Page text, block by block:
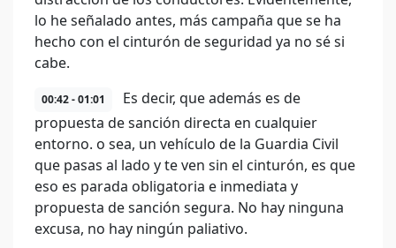
lo he señalado antes, más campaña que se ha
hecho con el cinturón de seguridad ya no sé si
cabe.
00:42 - 01:01
Es decir, que además es de
propuesta de sanción directa en cualquier
entorno. o sea, un vehículo de la Guardia Civil
que pasas al lado y te ven sin el cinturón, es que
eso es parada obligatoria e inmediata y
propuesta de sanción segura. No hay ninguna
excusa, no hay ningún paliativo.